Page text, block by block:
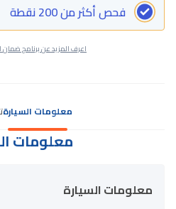
فحص أكثر من 200 نقطة
اعرف المزيد عن برنامج ضمان
معلومات السيارة
معلومات
معلومات السيارة